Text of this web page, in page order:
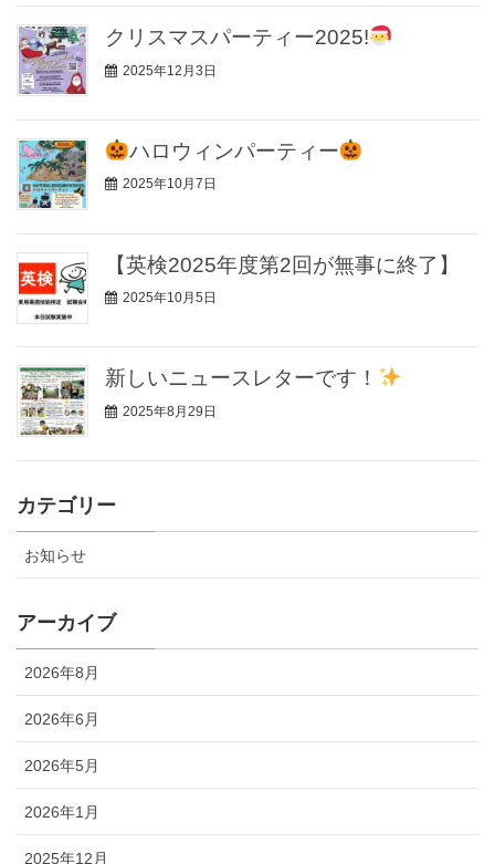
クリスマスパーティー2025!
2025年12月3日
ハロウィンパーティー
2025年10月7日
【英検2025年度第2回が無事に終了】
2025年10月5日
新しいニュースレターです！
2025年8月29日
カテゴリー
お知らせ
アーカイブ
2026年8月
2026年6月
2026年5月
2026年1月
2025年12月